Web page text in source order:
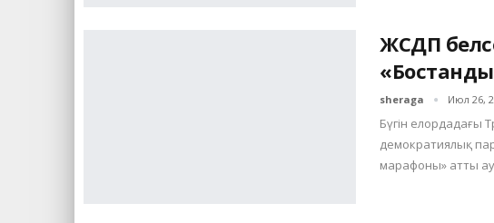
ЖСДП
sheraga Июл 26,
Бүгін елордадағы
демократиялық
марафоны» атты